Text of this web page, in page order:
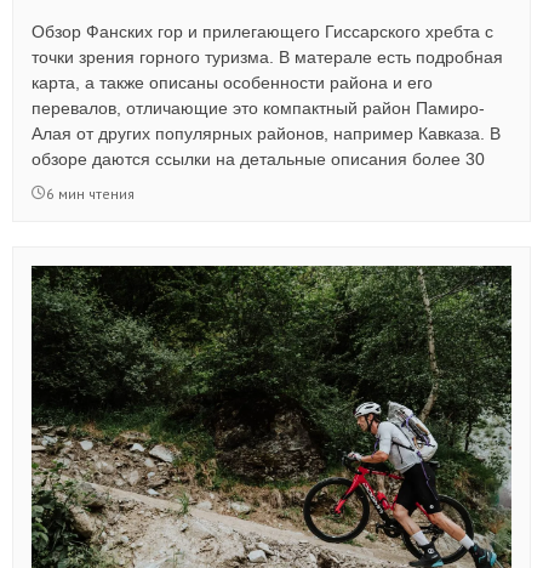
Обзор Фанских гор и прилегающего Гиссарского хребта с
точки зрения горного туризма. В матерале есть подробная
карта, а также описаны особенности района и его
перевалов, отличающие это компактный район Памиро-
Алая от других популярных районов, например Кавказа. В
обзоре даются ссылки на детальные описания более 30
перевалов с акцентом на наиболее технически сложные - в
6 мин чтения